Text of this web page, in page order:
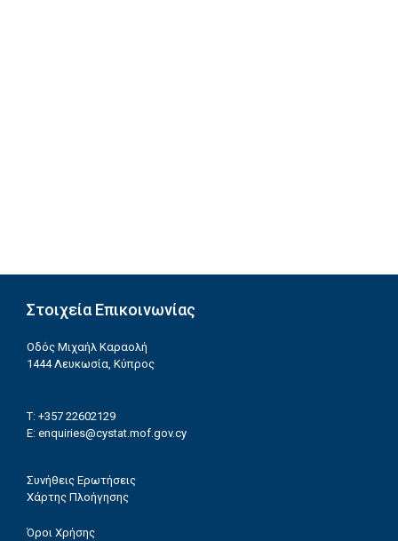
Στοιχεία Επικοινωνίας
Οδός Μιχαήλ Καραολή
1444 Λευκωσία, Κύπρος
T: +357 22602129
E: enquiries@cystat.mof.gov.cy
Συνήθεις Ερωτήσεις
Χάρτης Πλοήγησης
Όροι Χρήσης